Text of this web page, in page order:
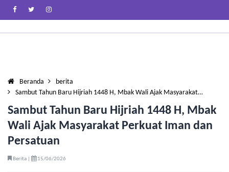
Beranda
berita
Sambut Tahun Baru Hijriah 1448 H, Mbak Wali Ajak Masyarakat…
Sambut Tahun Baru Hijriah 1448 H, Mbak
Wali Ajak Masyarakat Perkuat Iman dan
Persatuan
Berita | 15/06/2026